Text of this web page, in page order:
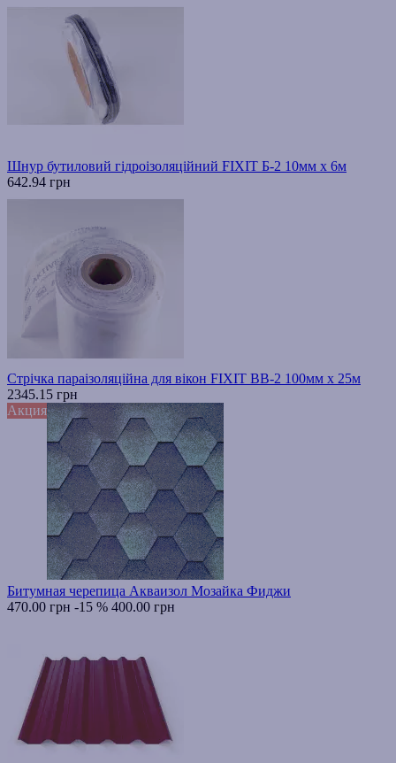
Шнур бутиловий гідроізоляційний FIXIT Б-2 10мм х 6м
642.94 грн
Стрічка параізоляційна для вікон FIXIT ВВ-2 100мм х 25м
2345.15 грн
Акция
Битумная черепица Акваизол Мозайка Фиджи
470.00 грн -15 % 400.00 грн